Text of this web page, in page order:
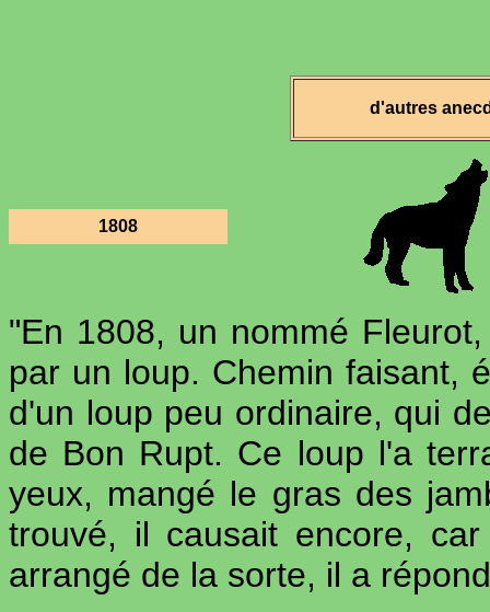
d'autres
1808
"En 1808, un nommé
par un loup. Chemin faisant,
d'un loup peu ordinaire, qui
de Bon Rupt. Ce loup l'a
yeux, mangé le gras des
trouvé, il causait encore,
arrangé de la sorte, il a